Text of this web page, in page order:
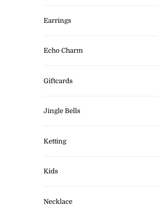
Earrings
Echo Charm
Giftcards
Jingle Bells
Ketting
Kids
Necklace